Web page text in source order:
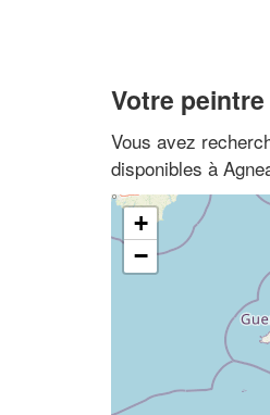
Votre
Vous avez
disponibles à
+
−